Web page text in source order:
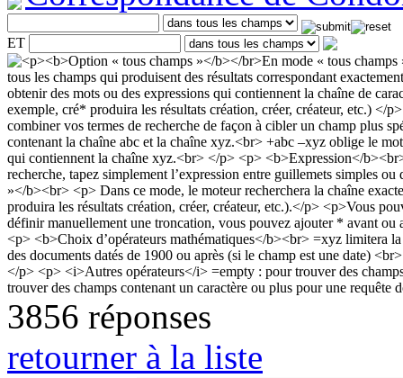
ET
3856 réponses
retourner à la liste